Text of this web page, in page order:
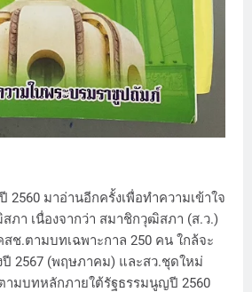
มาอ่านอีกครั้งเพื่อทำความเข้าใจ
ภา เนื่องจากว่า สมาชิกวุฒิสภา (ส.ว.)
ช.ตามบทเฉพาะกาล 250 คน ใกล้จะ
ปี 2567 (พฤษภาคม) และสว.ชุดใหม่
ามบทหลักภายใต้รัฐธรรมนูญปี 2560